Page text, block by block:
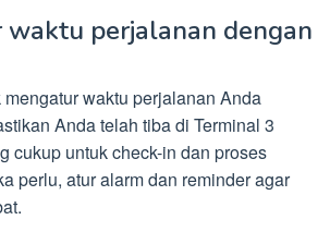
waktu perjalanan dengan
waktu perjalanan Anda
Anda telah tiba di Terminal 3
cukup untuk check-in dan proses
perlu, atur alarm dan reminder agar